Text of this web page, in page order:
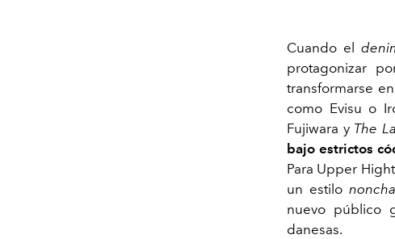
Cuando el
protagonizar
transformarse
como Evisu o
Fujiwara y The
bajo estrictos
Para Upper
un estilo
nuevo público
danesas.